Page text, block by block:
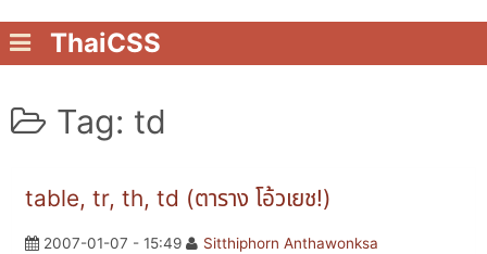
ThaiCSS
Tag: td
table, tr, th, td (ตาราง โอ้วเยช!)
2007-01-07 - 15:49 Sitthiphorn Anthawonksa